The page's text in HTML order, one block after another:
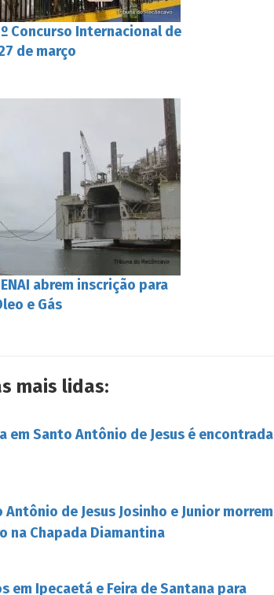
Concurso Internacional de
de março
abrem inscrição para
e Gás
mais lidas:
em Santo Antônio de Jesus é encontrada
de Jesus Josinho e Junior morrem
na Chapada Diamantina
em Ipecaetá e Feira de Santana para